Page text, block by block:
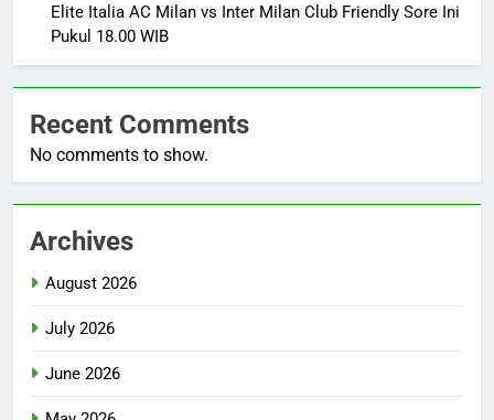
Elite Italia AC Milan vs Inter Milan Club Friendly Sore Ini
Pukul 18.00 WIB
Recent Comments
No comments to show.
Archives
August 2026
July 2026
June 2026